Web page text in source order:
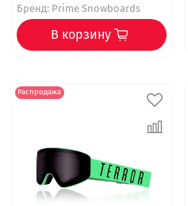
Бренд:Prime Snowboards
В корзину
Распродажа